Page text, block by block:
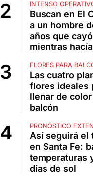
INTENSO
Buscan en El
a un hombre
años que
mientras
FLORES PARA
Las cuatro
flores ideales
llenar de color
balcón
PRONÓSTICO
Así seguirá el
en Santa Fe:
temperaturas
días de sol